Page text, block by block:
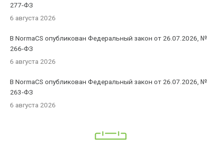
277-ФЗ
6 августа 2026
В NormaCS опубликован Федеральный закон от 26.07.2026, №
266-ФЗ
6 августа 2026
В NormaCS опубликован Федеральный закон от 26.07.2026, №
263-ФЗ
6 августа 2026